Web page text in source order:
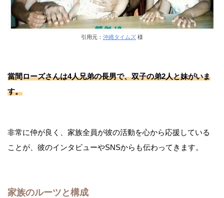
引用元： 沖縄タイムズ 様
當間ローズさんは4人兄弟の長男で、双子の弟2人と妹がいま
す。
非常に仲が良く、家族全員が彼の活動を心から応援している
ことが、彼のインタビューやSNSからも伝わってきます。
家族のルーツと構成